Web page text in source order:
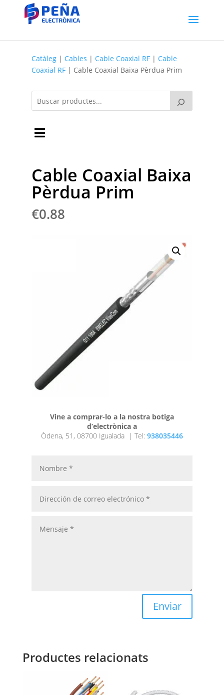
Catàleg| Cables | Cable Coaxial RF| Cable
Coaxial RF| Cable Coaxial Baixa Pèrdua Prim
Cable Coaxial Baixa
Pèrdua Prim
€0.88
Vine a comprar-lo a la nostra botiga
d’electrònica a
Òdena, 51, 08700 Igualada | Tel: 938035446
Enviar
Productes relacionats